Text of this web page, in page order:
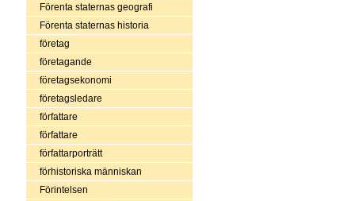
Förenta staternas geografi
Förenta staternas historia
företag
företagande
företagsekonomi
företagsledare
författare
författare
författarporträtt
förhistoriska människan
Förintelsen